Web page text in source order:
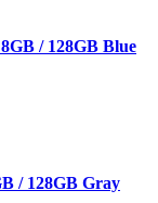
/ 128GB Blue
/ 128GB Gray